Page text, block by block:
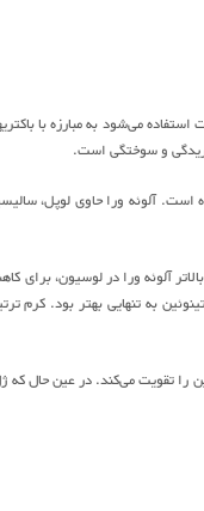
می‌شود به مبارزه با
و سوختگی است.
است. آلوئه ورا حاوی لوپل،
آلوئه ورا در لوسیون،
را تقویت می‌کند. در عین حال